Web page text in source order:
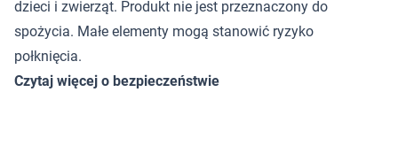
dzieci i zwierząt. Produkt nie jest przeznaczony do
spożycia. Małe elementy mogą stanowić ryzyko
połknięcia.
Czytaj więcej o bezpieczeństwie